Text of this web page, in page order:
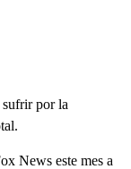
por la
News este mes a